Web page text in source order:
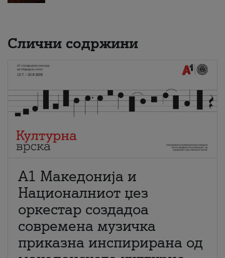
Слични содржини
А1 Македонија и
Националниот џез
оркестар создадоа
современа музичка
приказна инспирирана од